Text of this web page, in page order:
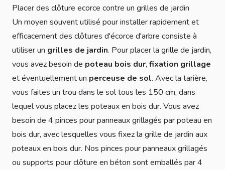
Placer des clôture ecorce contre un grilles de jardin
Un moyen souvent utilisé pour installer rapidement et
efficacement des clôtures d'écorce d'arbre consiste à
utiliser un grilles de jardin. Pour placer la grille de jardin,
vous avez besoin de poteau bois dur, fixation grillage
et éventuellement un perceuse de sol. Avec la tarière,
vous faites un trou dans le sol tous les 150 cm, dans
lequel vous placez les poteaux en bois dur. Vous avez
besoin de 4 pinces pour panneaux grillagés par poteau en
bois dur, avec lesquelles vous fixez la grille de jardin aux
poteaux en bois dur. Nos pinces pour panneaux grillagés
ou supports pour clôture en béton sont emballés par 4